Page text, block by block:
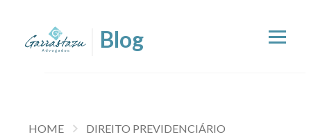
HOME DIREITO PREVIDENCIÁRIO